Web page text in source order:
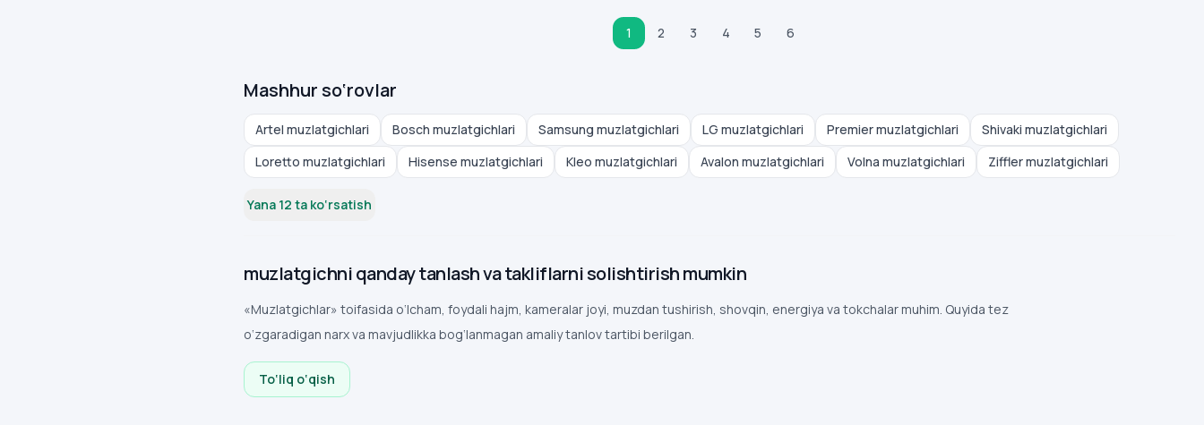
1 2 3 4 5 6
Mashhur so‘rovlar
Artel muzlatgichlari Bosch muzlatgichlari Samsung muzlatgichlari LG muzlatgichlari Premier muzlatgichlari
Shivaki muzlatgichlari
Loretto muzlatgichlari
Hisense muzlatgichlari Kleo muzlatgichlari Avalon muzlatgichlari Volna muzlatgichlari Ziffler muzlatgichlari
Yana 12 ta ko‘rsatish
muzlatgichni qanday tanlash va takliflarni solishtirish mumkin
«Muzlatgichlar» toifasida o‘lcham, foydali hajm, kameralar joyi, muzdan tushirish, shovqin, energiya va tokchalar muhim. Quyida tez
o‘zgaradigan narx va mavjudlikka bog‘lanmagan amaliy tanlov tartibi berilgan.
To‘liq o‘qish